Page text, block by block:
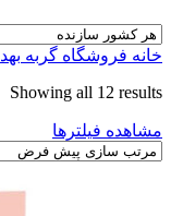
خانه فروشگاه گربه
Showing all 12 results
مشاهده فیلترها